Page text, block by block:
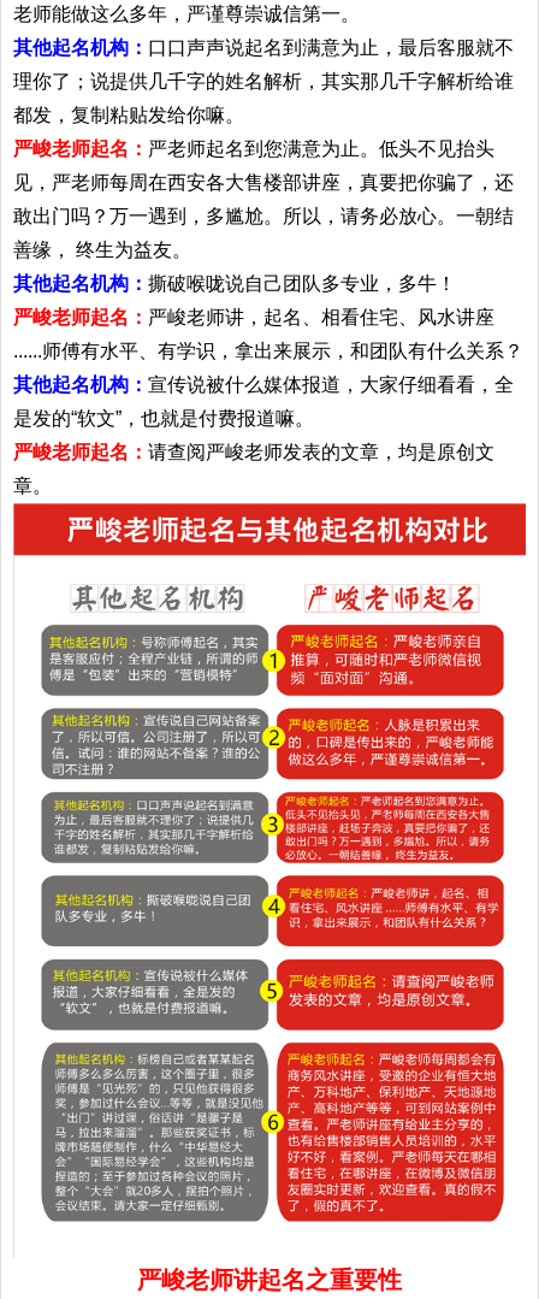
老师能做这么多年，严谨尊崇诚信第一。
其他起名机构： 口口声声说起名到满意为止，最后客服就不
理你了；说提供几千字的姓名解析，其实那几千字解析给谁
都发，复制粘贴发给你嘛。
严峻老师起名： 严老师起名到您满意为止。低头不见抬头
见，严老师每周在西安各大售楼部讲座，真要把你骗了，还
敢出门吗？万一遇到，多尴尬。所以，请务必放心。一朝结
善缘， 终生为益友。
其他起名机构： 撕破喉咙说自己团队多专业，多牛！
严峻老师起名： 严峻老师讲，起名、相看住宅、风水讲座
......师傅有水平、有学识，拿出来展示，和团队有什么关系？
其他起名机构： 宣传说被什么媒体报道，大家仔细看看，全
是发的“软文”，也就是付费报道嘛。
严峻老师起名： 请查阅严峻老师发表的文章，均是原创文
章。
严峻老师讲起名之重要性